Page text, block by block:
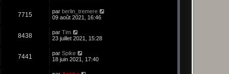
7715 par berlin_tremere
09 août 2021, 16:46
8438 par Tim
23 juillet 2021, 15:28
7441 par Spike
18 juin 2021, 17:40